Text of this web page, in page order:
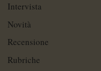
Intervista
Novità
Recensione
Rubriche